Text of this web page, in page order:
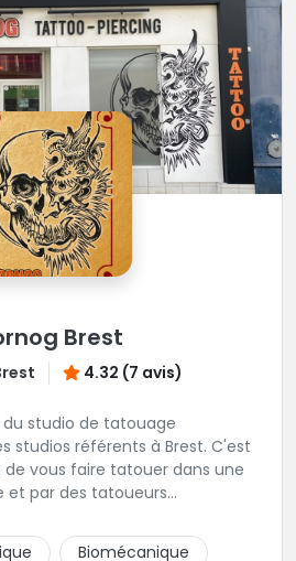
Brest
4.32 (7 avis)
du studio de tatouage
studios référents à Brest. C'est
vous faire tatouer dans une
et par des tatoueurs
en magasin ou par
Biomécanique